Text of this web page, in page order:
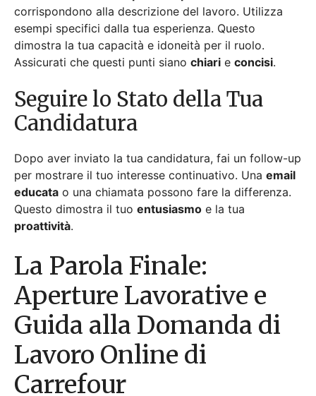
Questo dimostra il tuo
entusiasmo e la tua
proattività
La Parola Finale:
Aperture Lavorative e
Guida alla Domanda di
Lavoro Online di
Carrefour
In conclusione, candidarsi per leaperture lavorative
di Carrefour online
passaggi. Comprendere i valori dell’azienda e
adattare la tua candidatura ai requisiti del lavoro
aumenta le tue possibilità di successo.
Ricerca delle posizioni , evidenziare le competenze
rilevanti e fare il follow-up sono passaggi cruciali.
Utilizza i consigli e le linee guida per navigare
efficacemente nel processo di candidatura e
assicurarti la posizione desiderata.